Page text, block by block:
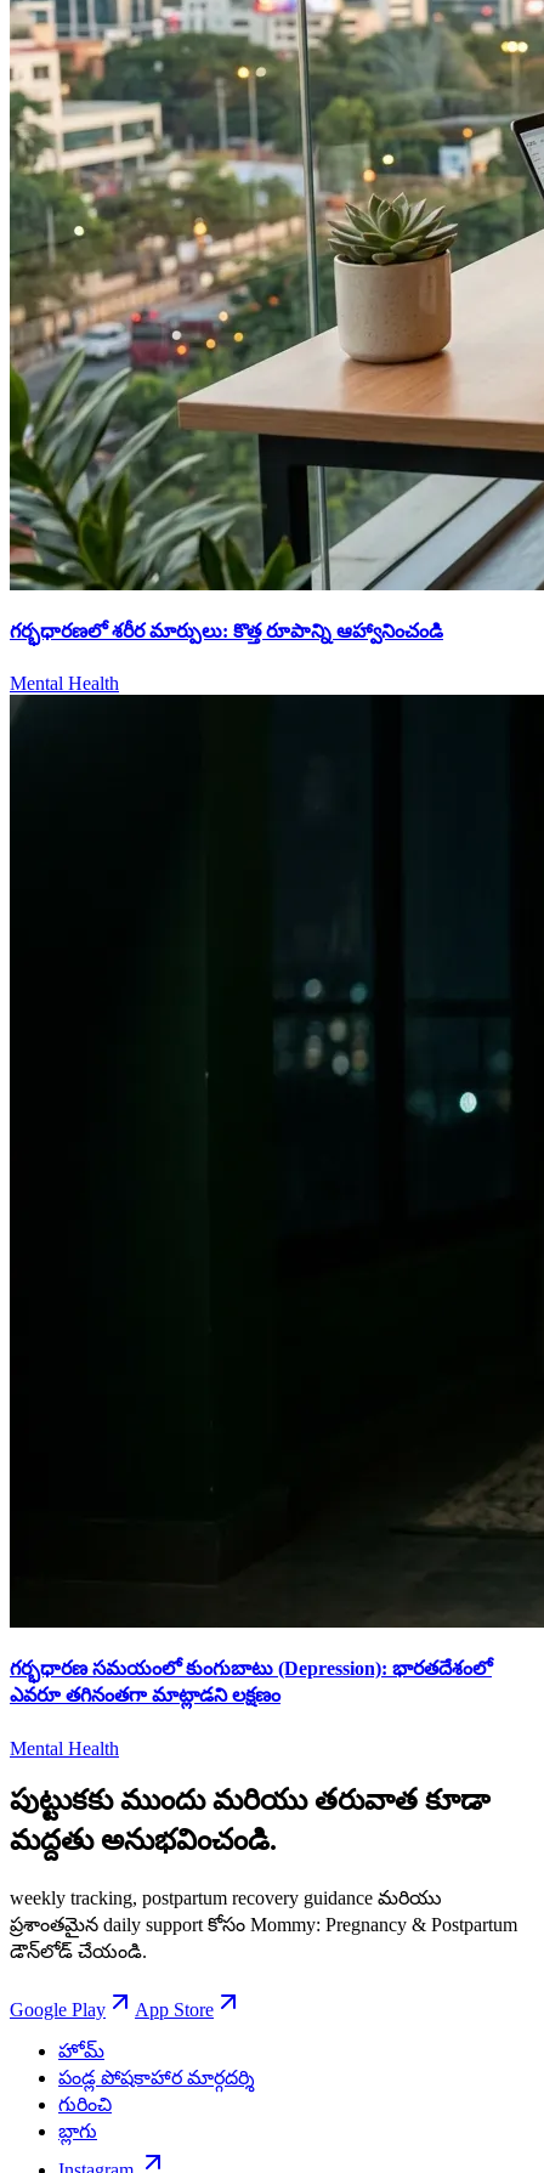
గర్భధారణలో శరీర మార్పులు: కొత్త రూపాన్ని ఆహ్వానించండి
Mental Health
గర్భధారణ సమయంలో కుంగుబాటు (Depression): భారతదేశంలో
ఎవరూ తగినంతగా మాట్లాడని లక్షణం
Mental Health
పుట్టుకకు ముందు మరియు తరువాత కూడా
మద్దతు అనుభవించండి.
weekly tracking, postpartum recovery guidance మరియు
ప్రశాంతమైన daily support కోసం Mommy: Pregnancy & Postpartum
డౌన్‌లోడ్ చేయండి.
Google Play
App Store
హోమ్
పండ్ల పోషకాహార మార్గదర్శి
గురించి
బ్లాగు